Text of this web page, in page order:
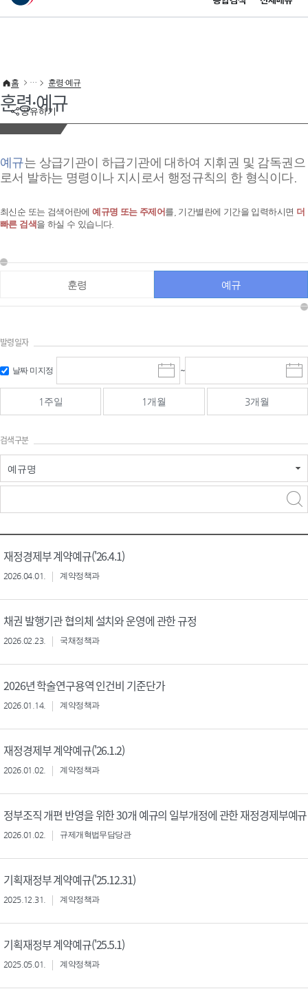
이 누리집은 대한민국 공식 전자정부 누리집입니다.
공유하기
홈 훈령·예규
훈령·예규
예규는 상급기관이 하급기관에 대하여 지휘권 및 감독권으
로서 발하는 명령이나 지시로서 행정규칙의 한 형식이다.
최신순 또는 검색어란에예규명 또는 주제어 를, 기간별란에 기간을 입력하시면 더
빠른 검색 을 하실 수 있습니다.
훈령 예규
발령일자
날짜 미지정
시
작
일
선
~
마
감
선
1주일 1개월 3개월
검색구분
예규명
재정경제부 계약예규('26.4.1)
2026.04.01. 계약정책과
채권 발행기관 협의체 설치와 운영에 관한 규정
2026.02.23. 국채정책과
2026년 학술연구용역 인건비 기준단가
2026.01.14. 계약정책과
재정경제부 계약예규('26.1.2)
2026.01.02. 계약정책과
정부조직 개편 반영을 위한 30개 예규의 일부개정에 관한 재정경제부예규
2026.01.02. 규제개혁법무담당관
기획재정부 계약예규('25.12.31)
2025.12.31. 계약정책과
기획재정부 계약예규('25.5.1)
2025.05.01. 계약정책과